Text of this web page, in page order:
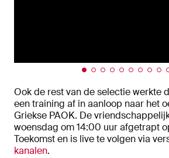
Ook de rest van de selectie werkte
een training af in aanloop naar het
Griekse PAOK. De
woensdag om 14:00 uur afgetrapt
Toekomst en is live te volgen via
kanalen.